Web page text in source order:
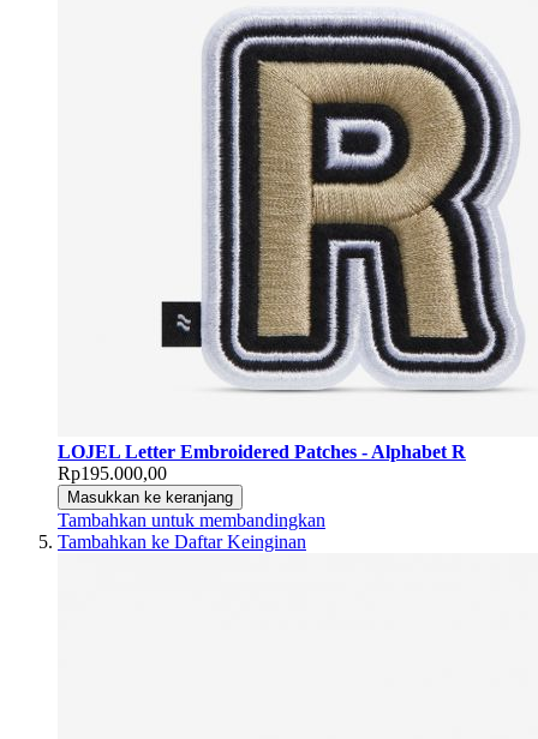
LOJEL Letter Embroidered Patches - Alphabet R
Rp195.000,00
Masukkan ke keranjang
Tambahkan untuk membandingkan
Tambahkan ke Daftar Keinginan